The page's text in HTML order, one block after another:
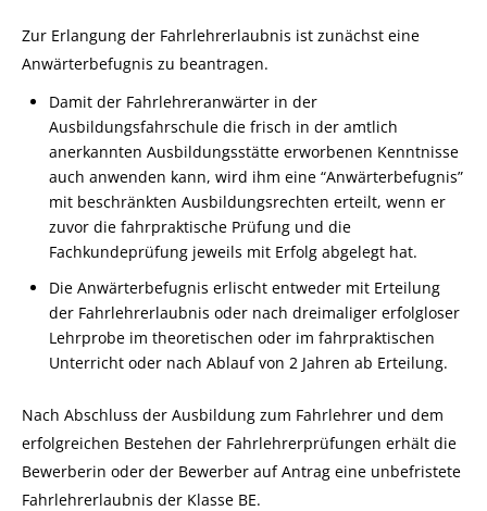
Zur Erlangung der Fahrlehrerlaubnis ist zunächst eine
Anwärterbefugnis zu beantragen.
Damit der Fahrlehreranwärter in der
Ausbildungsfahrschule die frisch in der amtlich
anerkannten Ausbildungsstätte erworbenen Kenntnisse
auch anwenden kann, wird ihm eine “Anwärterbefugnis”
mit beschränkten Ausbildungsrechten erteilt, wenn er
zuvor die fahrpraktische Prüfung und die
Fachkundeprüfung jeweils mit Erfolg abgelegt hat.
Die Anwärterbefugnis erlischt entweder mit Erteilung
der Fahrlehrerlaubnis oder nach dreimaliger erfolgloser
Lehrprobe im theoretischen oder im fahrpraktischen
Unterricht oder nach Ablauf von 2 Jahren ab Erteilung.
Nach Abschluss der Ausbildung zum Fahrlehrer und dem
erfolgreichen Bestehen der Fahrlehrerprüfungen erhält die
Bewerberin oder der Bewerber auf Antrag eine unbefristete
Fahrlehrerlaubnis der Klasse BE.